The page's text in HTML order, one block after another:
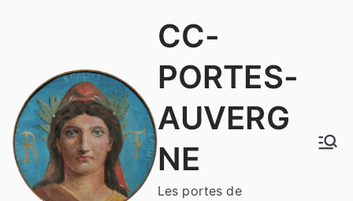
CC-
PORTES-
AUVERG
NE
Les portes de